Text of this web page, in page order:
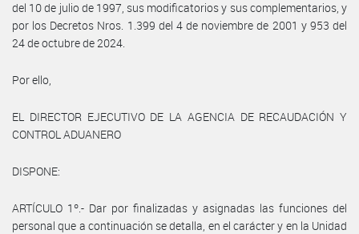
del 10 de julio de 1997, sus modificatorios y sus complementarios, y
por los Decretos Nros. 1.399 del 4 de noviembre de 2001 y 953 del
24 de octubre de 2024.
Por ello,
EL DIRECTOR EJECUTIVO DE LA AGENCIA DE RECAUDACIÓN Y
CONTROL ADUANERO
DISPONE:
ARTÍCULO 1º.- Dar por finalizadas y asignadas las funciones del
personal que a continuación se detalla, en el carácter y en la Unidad